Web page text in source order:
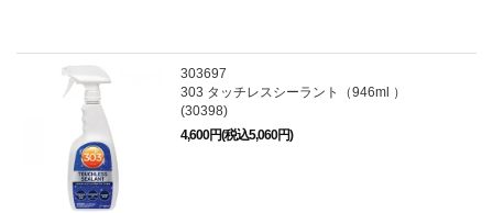
303697
303 タッチレスシーラント（946ml ）
(30398)
4,600円(税込5,060円)